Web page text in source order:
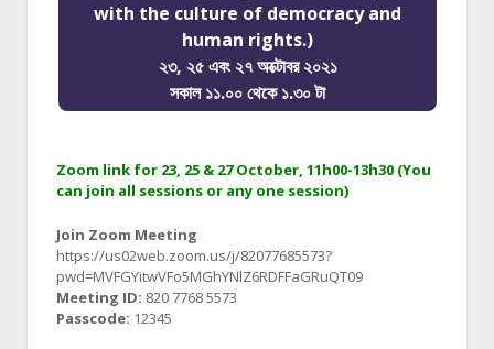
with the culture of democracy and
human rights.)
২৩, ২৫ এবং ২৭ অক্টোবর ২০২১
সকাল ১১.০০ থেকে ১.৩০ টা
Zoom link for 23, 25 & 27 October, 11h00-13h30 (You
can join all sessions or any one session)
Join Zoom Meeting
https://us02web.zoom.us/j/82077685573?
pwd=MVFGYitwVFo5MGhYNlZ6RDFFaGRuQT09
Meeting ID: 820 7768 5573
Passcode: 12345